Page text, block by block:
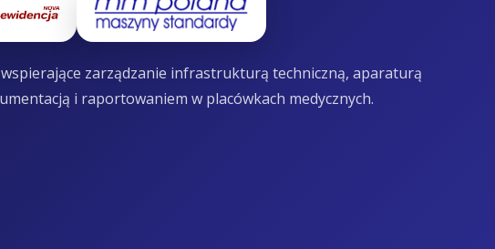
zarządzanie infrastrukturą techniczną, aparaturą
i raportowaniem w placówkach medycznych.